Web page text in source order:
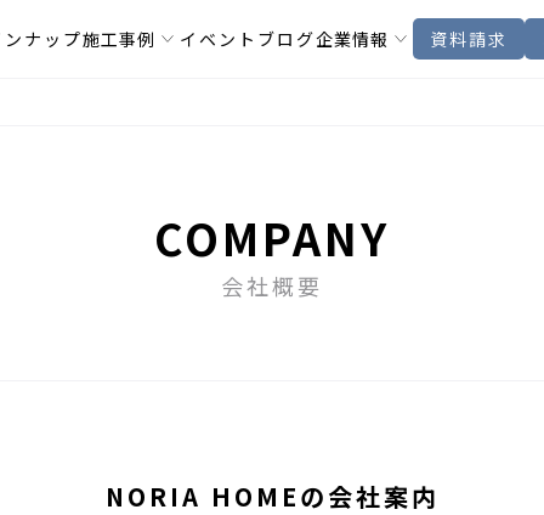
ンナップ施工事例 イベント ブログ企業情報 資料請求
COMPANY
会社概要
NORIA HOMEの会社案内